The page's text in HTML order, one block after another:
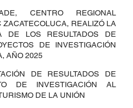
CENTRO REGIONAL
ZACATECOLUCA, REALIZÓ LA
DE LOS RESULTADOS DE
DE INVESTIGACIÓN
AÑO 2025
DE RESULTADOS DE
DE INVESTIGACIÓN AL
DE LA UNIÓN